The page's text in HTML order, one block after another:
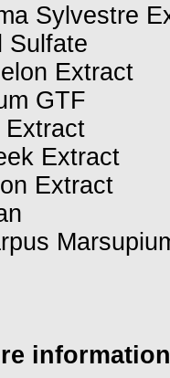
Sylvestre
Sulfate
Extract
GTF
Extract
Extract
Extract